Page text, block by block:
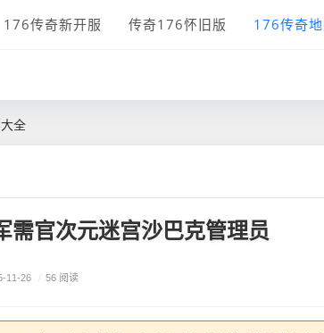
176传奇新开服 传奇176怀旧版 176传奇
全
需官次元迷宫沙巴克管理员
11-26 / 56 阅读